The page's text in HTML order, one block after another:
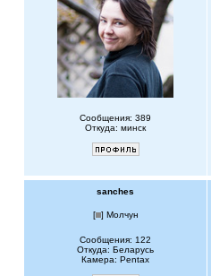
Сообщения: 389
Откуда: минск
sanches
[ ] Молчун
Сообщения: 122
Откуда: Беларусь
Камера: Pentax